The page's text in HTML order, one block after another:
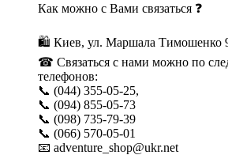
Как можно с Вами связаться ❓
🛍 Киев, ул. Маршала Тимошенко
☎ Связаться с нами можно по
телефонов:
📞 (044) 355-05-25,
📞 (094) 855-05-73
📞 (098) 735-
📞 (066) 570-05-01
📧 adventure_shop@ukr.net